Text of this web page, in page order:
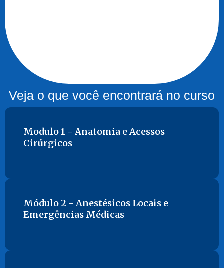
Veja o que você encontrará no curso
Modulo 1 - Anatomia e Acessos
Cirúrgicos
Módulo 2 - Anestésicos Locais e
Emergências Médicas